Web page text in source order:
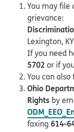
You may file
grievance:
Lexington,
If you need
5702 or if
You can
Ohio
Rights by
faxing 614-